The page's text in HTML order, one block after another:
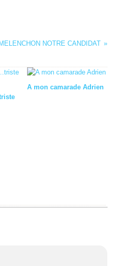
NOTRE CANDIDAT
A mon camarade Adrien